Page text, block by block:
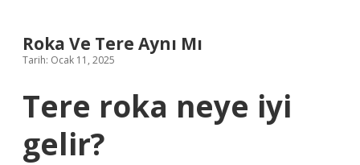
Roka Ve Tere Aynı Mı
Tarih: Ocak 11, 2025
Tere roka neye iyi
gelir?